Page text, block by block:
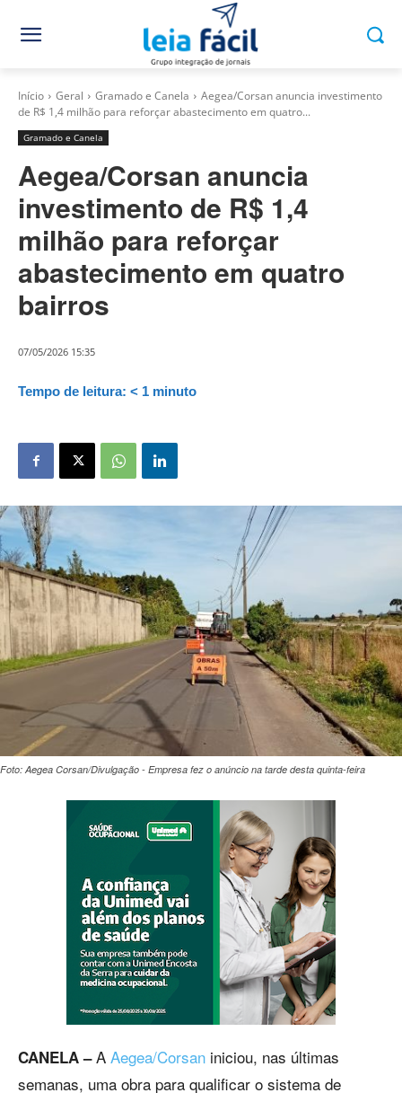
Início Geral Gramado e Canela
Aegea/Corsan anuncia investimento
de R$ 1,4 milhão para reforçar abastecimento em quatro...
Gramado e Canela
Aegea/Corsan anuncia
investimento de R$ 1,4
milhão para reforçar
abastecimento em quatro
bairros
07/05/2026 15:35
Tempo de leitura: < 1 minuto
Foto: Aegea Corsan/Divulgação - Empresa fez o anúncio na tarde desta quinta-feira
CANELA –A Aegea/Corsan iniciou, nas últimas
semanas, uma obra para qualificar o sistema de